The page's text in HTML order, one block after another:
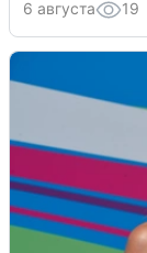
6 августа 19